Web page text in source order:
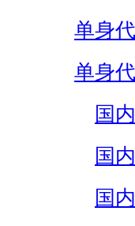
单身
单身
国
国
国